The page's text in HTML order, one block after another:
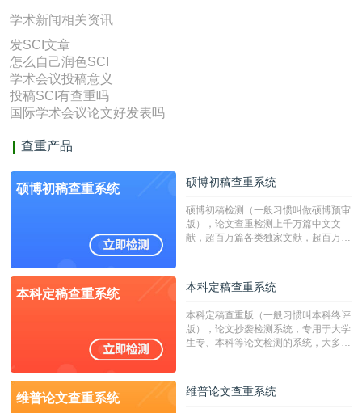
学术新闻相关资讯
发SCI文章
怎么自己润色SCI
学术会议投稿意义
投稿SCI有查重吗
国际学术会议论文好发表吗
查重产品
硕博初稿查重系统 硕博初稿查重系统
硕博初稿检测（一般习惯叫做硕博预审
版），论文查重检测上千万篇中文文
献，超百万篇各类独家文献，超百万港
校用来检测硕博论文的系统，检测范围
广，数据来源真实，检测算法合理!本
字符数30万）
本科定稿查重系统 本科定稿查重系统
本科定稿查重版（一般习惯叫本科终评
版），论文抄袭检测系统，专用于大学
生专、本科等论文检测的系统，大多数
维普论文查重系统 维普论文查重系统